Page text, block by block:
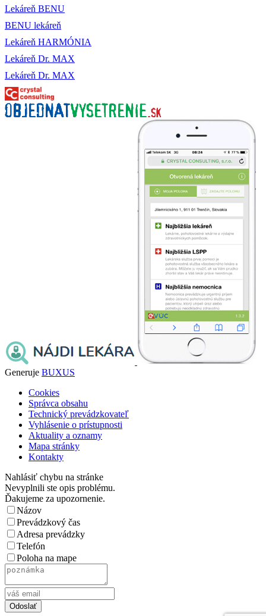
Lekáreň BENU
BENU lekáreň
Lekáreň HARMÓNIA
Lekáreň Dr. MAX
Lekáreň Dr. MAX
Generuje BUXUS
Cookies
Správca obsahu
Technický prevádzkovateľ
Vyhlásenie o prístupnosti
Aktuality a oznamy
Mapa stránky
Kontakty
Nahlásiť chybu na stránke
Nevyplnili ste opis problému.
Ďakujeme za upozornenie.
Názov
Prevádzkový čas
Adresa prevádzky
Telefón
Poloha na mape